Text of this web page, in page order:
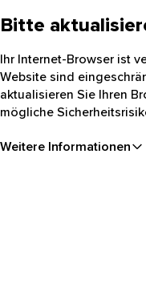
Bitte
Ihr Internet-Browser ist
Website sind
aktualisieren Sie Ihren
mögliche
Weitere Informationen